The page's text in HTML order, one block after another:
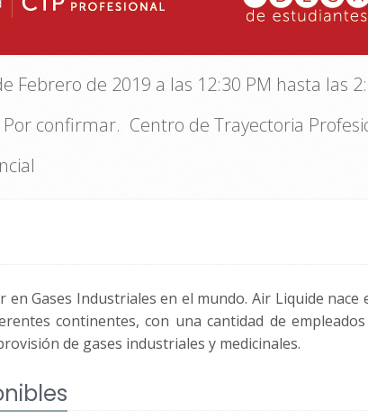
Febrero de 2019 a las 12:30 PM hasta las
Por confirmar. Centro de Trayectoria
en Gases Industriales en el mundo. Air Liquide nace
continentes, con una cantidad de
de gases industriales y medicinales.